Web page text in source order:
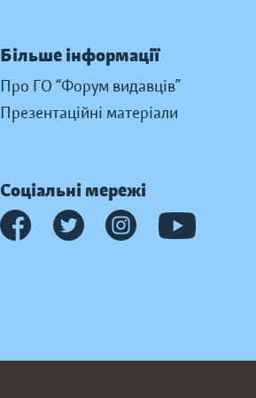
Більше інформації
Про ГО “Форум видавців”
Презентаційні матеріали
Соціальні мережі